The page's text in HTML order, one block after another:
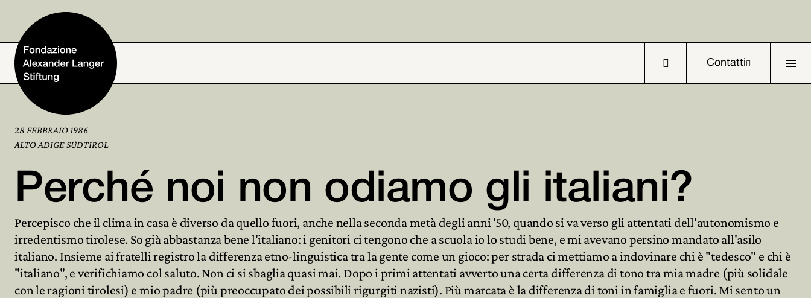
Home
Fondazione
Attività e progetti
Alexander Langer
 Contatti
28 FEBBRAIO 1986
ALTO ADIGE SÜDTIROL
Perché noi non odiamo gli italiani?
Percepisco che il clima in casa è diverso da quello fuori, anche nella seconda metà degli anni '50, quando si va verso gli attentati dell'autonomismo e
irredentismo tirolese. So già abbastanza bene l'italiano: i genitori ci tengono che a scuola io lo studi bene, e mi avevano persino mandato all'asilo
italiano. Insieme ai fratelli registro la differenza etno-linguistica tra la gente come un gioco: per strada ci mettiamo a indovinare chi è "tedesco" e chi è
"italiano", e verifichiamo col saluto. Non ci si sbaglia quasi mai. Dopo i primi attentati avverto una certa differenza di tono tra mia madre (più solidale
con le ragioni tirolesi) e mio padre (più preoccupato dei possibili rigurgiti nazisti). Più marcata è la differenza di toni in famiglia e fuori. Mi sento un